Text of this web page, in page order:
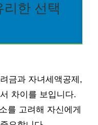
한 선택
금과 자녀세액공제,
차이를 보입니다.
를 고려해 자신에게